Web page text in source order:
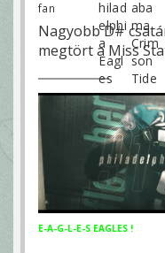
fan
Nagyobb D#
megtört a Miss
E-A-G-L-E-S EAGLES !